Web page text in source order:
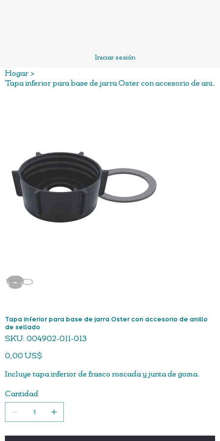
Iniciar sesión
Hogar >
Tapa inferior para base de jarra Oster con accesorio de anillo de sellado
Tapa inferior para base de jarra Oster con accesorio de anillo
de sellado
SKU: SKU
004902-
013
004902-011-013
Precio
0,00 US$
Incluye tapa inferior de frasco roscada y junta de goma.
Cantidad